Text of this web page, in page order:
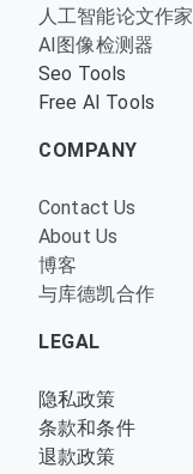
人工智能论文作家
AI图像检测器
Seo Tools
Free AI Tools
COMPANY
Contact Us
About Us
博客
与库德凯合作
LEGAL
隐私政策
条款和条件
退款政策